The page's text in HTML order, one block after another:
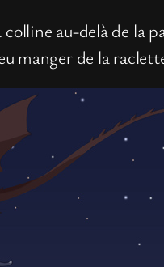
au-delà de la
manger de la